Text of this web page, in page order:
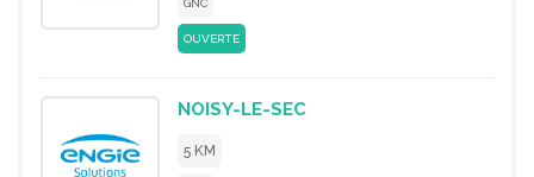
GNC
OUVERTE
NOISY-LE-SEC
5 KM